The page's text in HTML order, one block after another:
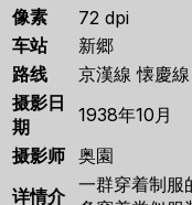
像素
72 dpi
车站
新郷
路线
京漢線 懐慶
摄影日
期
1938年10月
摄影师 奥園
详情介
一群穿着制服